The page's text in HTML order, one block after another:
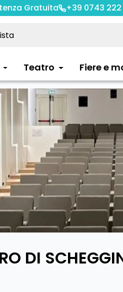
Gratuita +39 0743 222
Teatro Fiere e
DI